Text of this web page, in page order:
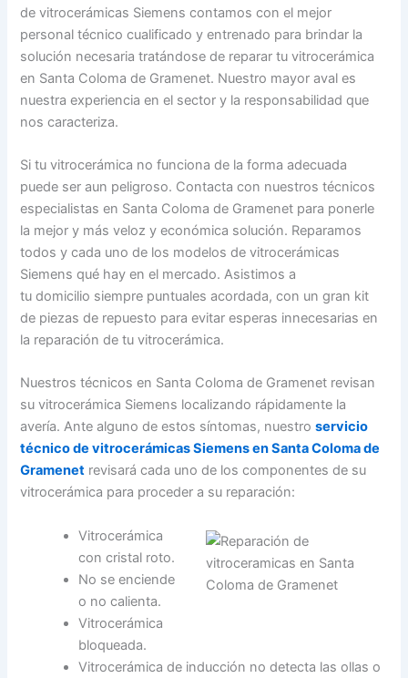
de vitrocerámicas Siemens contamos con el mejor
personal técnico cualificado y entrenado para brindar la
solución necesaria tratándose de reparar tu vitrocerámica
en Santa Coloma de Gramenet. Nuestro mayor aval es
nuestra experiencia en el sector y la responsabilidad que
nos caracteriza.
Si tu vitrocerámica no funciona de la forma adecuada
puede ser aun peligroso. Contacta con nuestros técnicos
especialistas en Santa Coloma de Gramenet para ponerle
la mejor y más veloz y económica solución. Reparamos
todos y cada uno de los modelos de vitrocerámicas
Siemens qué hay en el mercado. Asistimos a
tu domicilio siempre puntuales acordada, con un gran kit
de piezas de repuesto para evitar esperas innecesarias en
la reparación de tu vitrocerámica.
Nuestros técnicos en Santa Coloma de Gramenet revisan
su vitrocerámica Siemens localizando rápidamente la
avería. Ante alguno de estos síntomas, nuestroservicio
técnico de vitrocerámicas Siemens en Santa Coloma de
Gramenet revisará cada uno de los componentes de su
vitrocerámica para proceder a su reparación:
Vitrocerámica
con cristal roto.
No se enciende
o no calienta.
Vitrocerámica
bloqueada.
Vitrocerámica de inducción no detecta las ollas o